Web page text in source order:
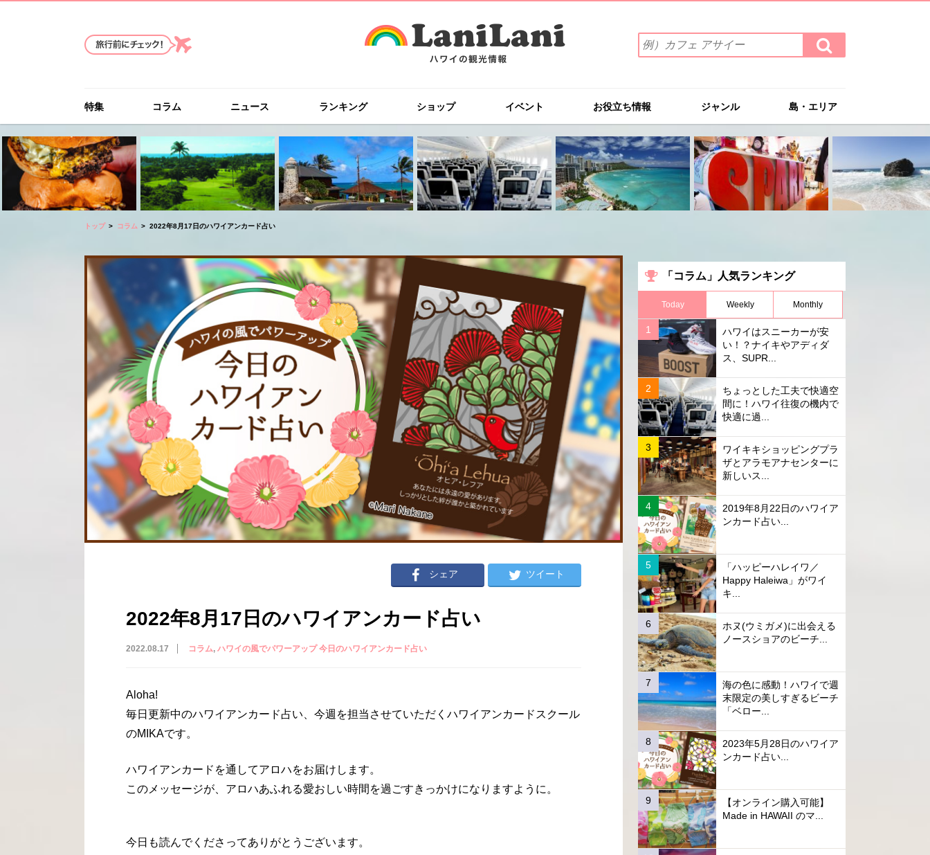
索
ワ
を
入
力
(例）
カ
フ
ェ
イ
ー
検
索
す
特集 コラム ニュース ランキング ショップ イベント お役立ち情報 ジャンル 島・エリア
トップ コラム 2022年8月17日のハワイアンカード占い
シェア ツイート
2022年8月17日のハワイアンカード占い
2022.08.17 コラム ハワイの風でパワーアップ 今日のハワイアンカード占い
Aloha!
毎日更新中のハワイアンカード占い、今週を担当させていただくハワイアンカードスクール
のMIKAです。
ハワイアンカードを通してアロハをお届けします。
このメッセージが、アロハあふれる愛おしい時間を過ごすきっかけになりますように。
今日も読んでくださってありがとうございます。
「コラム」人気ランキング
Today Weekly Monthly
ハワイはスニーカーが安
い！？ナイキやアディダ
ス、SUPR...
ちょっとした工夫で快適空
間に！ハワイ往復の機内で
快適に過...
ワイキキショッピングプラ
ザとアラモアナセンターに
新しいス...
2019年8月22日のハワイア
ンカード占い...
「ハッピーハレイワ／
Happy Haleiwa」がワイ
キ...
ホヌ(ウミガメ)に出会える
ノースショアのビーチ...
海の色に感動！ハワイで週
末限定の美しすぎるビーチ
「ベロー...
2023年5月28日のハワイア
ンカード占い...
【オンライン購入可能】
Made in HAWAII のマ...